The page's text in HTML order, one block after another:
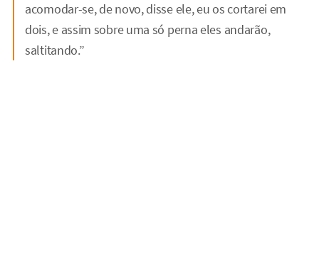
acomodar-se, de novo, disse ele, eu os cortarei em
dois, e assim sobre uma só perna eles andarão,
saltitando.”